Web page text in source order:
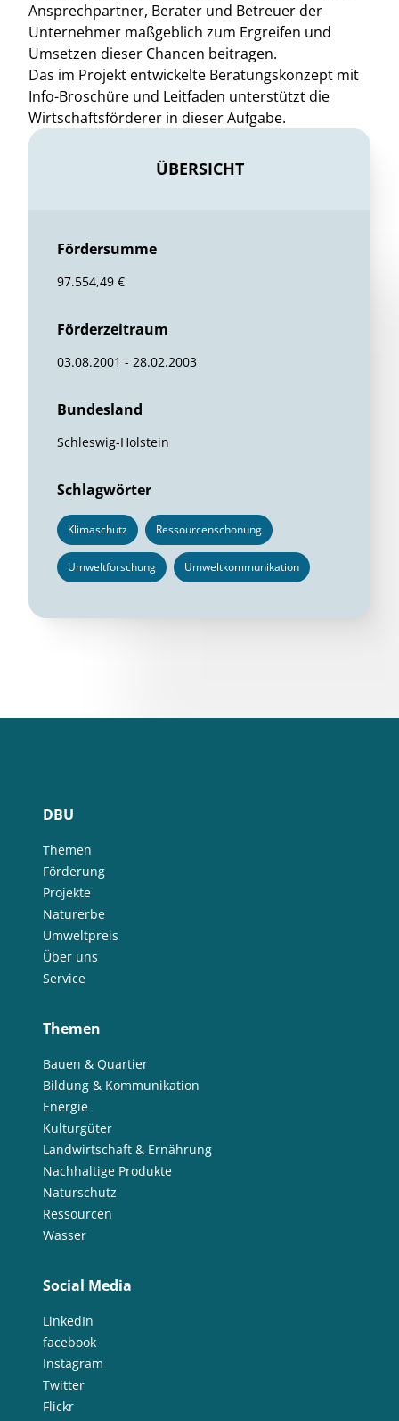
Ansprechpartner, Berater und Betreuer der
Unternehmer maßgeblich zum Ergreifen und
Umsetzen dieser Chancen beitragen.
Das im Projekt entwickelte Beratungskonzept mit
Info-Broschüre und Leitfaden unterstützt die
Wirtschaftsförderer in dieser Aufgabe.
ÜBERSICHT
Fördersumme
97.554,49 €
Förderzeitraum
03.08.2001 - 28.02.2003
Bundesland
Schleswig-Holstein
Schlagwörter
Klimaschutz Ressourcenschonung
Umweltforschung Umweltkommunikation
DBU
Themen
Förderung
Projekte
Naturerbe
Umweltpreis
Über uns
Service
Themen
Bauen & Quartier
Bildung & Kommunikation
Energie
Kulturgüter
Landwirtschaft & Ernährung
Nachhaltige Produkte
Naturschutz
Ressourcen
Wasser
Social Media
LinkedIn
facebook
Instagram
Twitter
Flickr